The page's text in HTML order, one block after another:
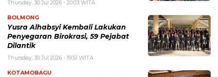
Thursday, 30 Jul 2026 - 20:03 WITA
BOLMONG
Yusra Alhabsyi Kembali Lakukan
Penyegaran Birokrasi, 59 Pejabat
Dilantik
Thursday, 30 Jul 2026 - 19:51 WITA
KOTAMOBAGU